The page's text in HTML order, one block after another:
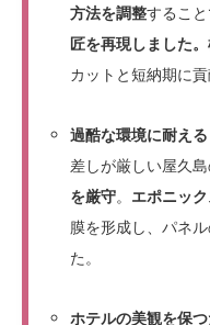
方法を調整すること
匠を再現しました
カットと短納期に貢
過酷な環境に耐え
差しが厳しい屋久
を厳守。 エポニッ
膜を形成し、パネ
た。
ホテルの美観を保